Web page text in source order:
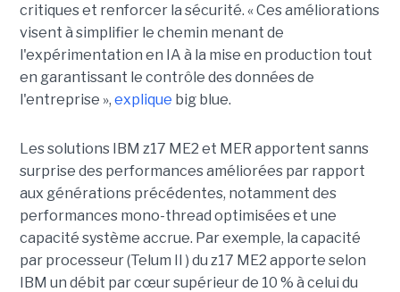
critiques et renforcer la sécurité. « Ces améliorations
visent à simplifier le chemin menant de
l'expérimentation en IA à la mise en production tout
en garantissant le contrôle des données de
l'entreprise », explique big blue.
Les solutions IBM z17 ME2 et MER apportent sanns
surprise des performances améliorées par rapport
aux générations précédentes, notamment des
performances mono-thread optimisées et une
capacité système accrue. Par exemple, la capacité
par processeur (Telum II ) du z17 ME2 apporte selon
IBM un débit par cœur supérieur de 10 % à celui du